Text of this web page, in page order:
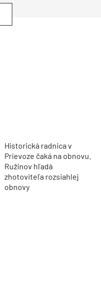
Historická radnica v
Prievoze čaká na obnovu.
Ružinov hľadá
zhotoviteľa rozsiahlej
obnovy